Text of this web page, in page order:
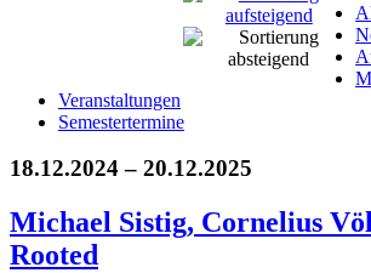
Veranstaltungen
Semestertermine
18.12.2024 – 20.12.2025
Michael Sistig, Cornelius
Rooted